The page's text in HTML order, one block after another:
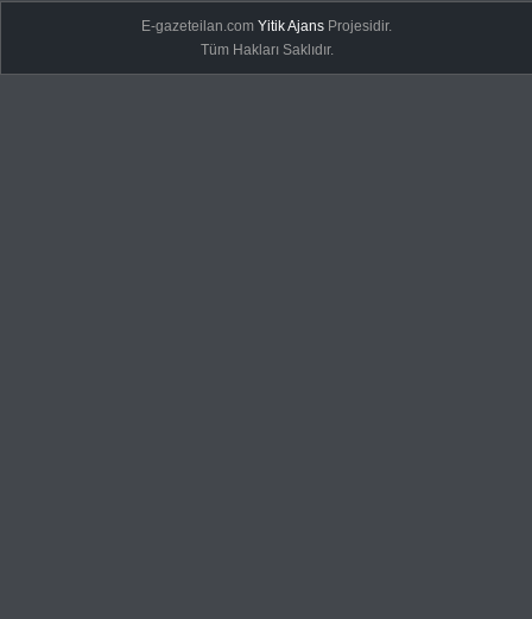
E-gazeteilan.comYitik Ajans Projesidir.
Tüm Hakları Saklıdır.